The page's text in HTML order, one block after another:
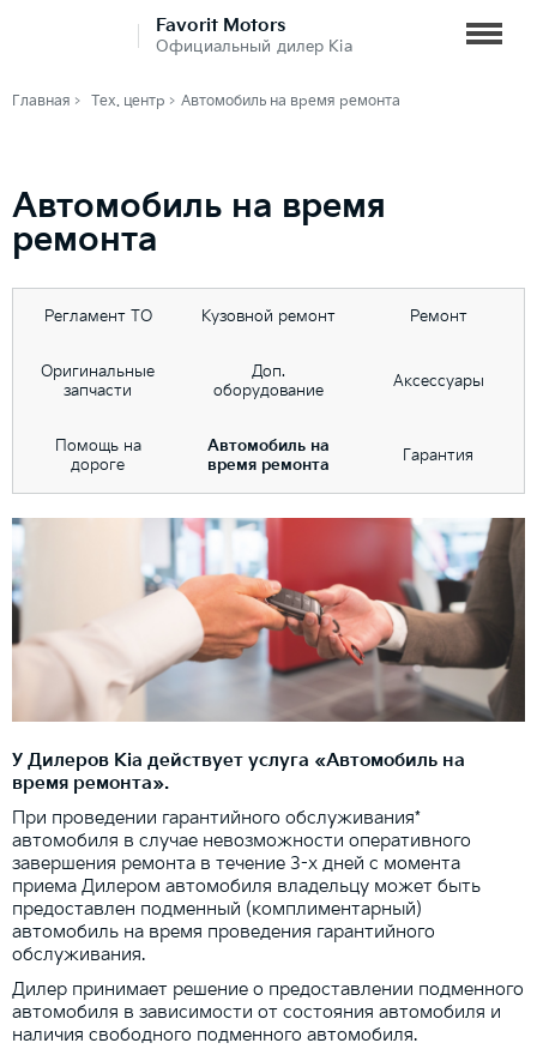
Favorit Motors
Официальный дилер Kia
Главная Тех. центр Автомобиль на время ремонта
Автомобиль на время
ремонта
У Дилеров Kia действует услуга «Автомобиль на
время ремонта».
При проведении гарантийного обслуживания*
автомобиля в случае невозможности оперативного
завершения ремонта в течение 3-х дней с момента
приема Дилером автомобиля владельцу может быть
предоставлен подменный (комплиментарный)
автомобиль на время проведения гарантийного
обслуживания.
Дилер принимает решение о предоставлении подменного
автомобиля в зависимости от состояния автомобиля и
наличия свободного подменного автомобиля.
Регламент ТО Кузовной ремонт Ремонт
Оригинальные
запчасти
Доп.
оборудование
Аксессуары
Помощь на
дороге
Автомобиль на
время ремонта
Гарантия